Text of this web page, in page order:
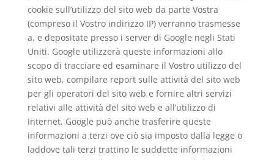
cookie sull’utilizzo del sito web da parte Vostra
(compreso il Vostro indirizzo IP) verranno trasmesse
a, e depositate presso i server di Google negli Stati
Uniti. Google utilizzerà queste informazioni allo
scopo di tracciare ed esaminare il Vostro utilizzo del
sito web, compilare report sulle attività del sito web
per gli operatori del sito web e fornire altri servizi
relativi alle attività del sito web e all’utilizzo di
Internet. Google può anche trasferire queste
informazioni a terzi ove ciò sia imposto dalla legge o
laddove tali terzi trattino le suddette informazioni